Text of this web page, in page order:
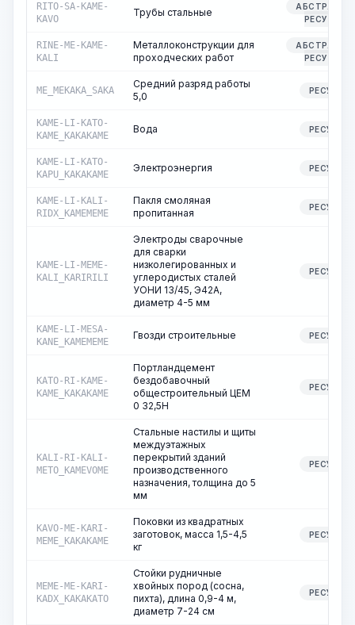
RITO-SA-KAME-
KAVO
Трубы стальные
РЕСУРС
RINE-ME-KAME-
KALI
Металлоконструкции для
проходческих работ
РЕСУРС
ME_MEKAKA_SAKA
Средний разряд работы
5,0
РЕСУРС
KAME-LI-KATO-
KAME_KAKAKAME
Вода РЕСУРС
KAME-LI-KATO-
KAPU_KAKAKAME
Электроэнергия РЕСУРС
KAME-LI-KALI-
RIDX_KAMEMEME
Пакля смоляная
пропитанная
РЕСУРС
KAME-LI-MEME-
KALI_KARIRILI
Электроды сварочные
для сварки
низколегированных и
углеродистых сталей
УОНИ 13/45, Э42А,
диаметр 4-5 мм
РЕСУРС
KAME-LI-MESA-
KANE_KAMEMEME
Гвозди строительные РЕСУРС
KATO-RI-KAME-
KAME_KAKAKAME
Портландцемент
бездобавочный
общестроительный ЦЕМ
0 32,5Н
РЕСУРС
KALI-RI-KALI-
METO_KAMEVOME
Стальные настилы и щиты
междуэтажных
перекрытий зданий
производственного
назначения, толщина до 5
мм
РЕСУРС
KAVO-ME-KARI-
MEME_KAKAKAME
Поковки из квадратных
заготовок, масса 1,5-4,5
кг
РЕСУРС
MEME-ME-KARI-
KADX_KAKAKATO
Стойки рудничные
хвойных пород (сосна,
пихта), длина 0,9-4 м,
диаметр 7-24 см
РЕСУРС